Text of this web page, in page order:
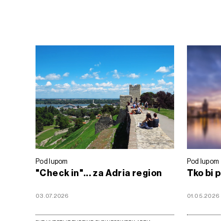
Pod lupom
"Check in"... za Adria region
03.07.2026
Pod lupom
Tko bi
01.05.2026